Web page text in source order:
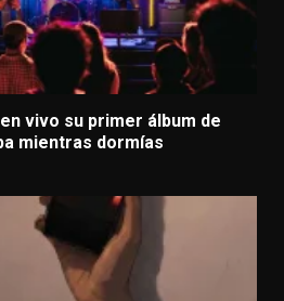
vivo su primer álbum de
mientras dormías